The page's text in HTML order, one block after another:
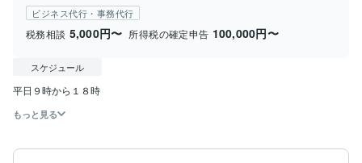
ビジネス代行・事務代行
税務相談 5,000円〜 所得税の確定申告 100,000円〜
スケジュール
もっと見る